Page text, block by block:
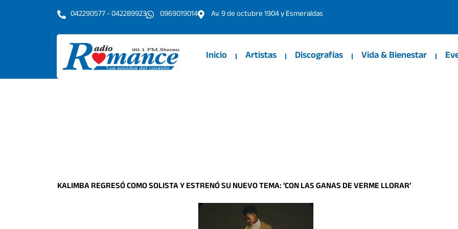
042290577 - 042289923 0969019014 Av. 9 de octubre 1904 y Esmeraldas
Inicio Artistas Discografías Vida & Bienestar
KALIMBA REGRESÓ COMO SOLISTA Y ESTRENÓ SU NUEVO TEMA: ‘CON LAS GANAS DE VERME LLORAR’